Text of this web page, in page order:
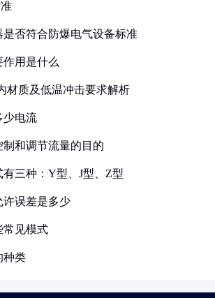
否符合防爆电气设备标准
用是什么
材质及低温冲击要求解析
少电流
和调节流量的目的
三种：Y型、J型、Z型
许误差是多少
常见模式
种类